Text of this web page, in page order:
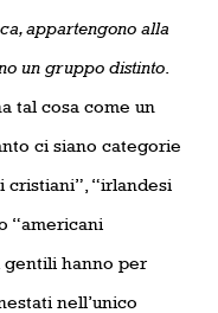
appartengono alla
un gruppo distinto
tal cosa come un
ci siano categorie
“irlandesi
“americani
gentili hanno per
nell’unico